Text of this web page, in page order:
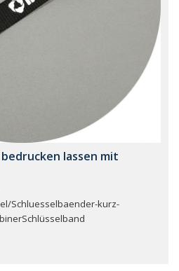
lassen mit
Schluesselbaender-kurz-